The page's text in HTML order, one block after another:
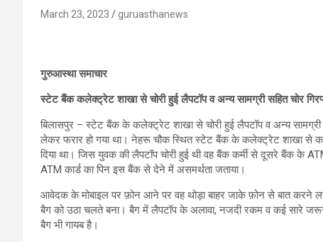
March 23, 2023 guruasthanews
गुरुआस्था समाचार
स्टेट बैंक कलेक्ट्रेट शाखा से चोरी हुई लैपटॉप व अन्य सामग्री सहित चोर
बिलासपुर – स्टेट बैंक के कलेक्ट्रेट शाखा से चोरी हुई लैपटॉप व अन्य
लेकर फरार हो गया था। नेहरू चौक स्थित स्टेट बैंक के कलेक्ट्रेट शाखा से
दिया था। जिस युवक की लैपटॉप चोरी हुई थी वह बैंक कर्मी से दूसरे बैंक के
ATM कार्ड का पिन इस बैंक से देने में असमर्थता जताया।
आवेदक के मोबाइल पर फ़ोन आने पर वह थोड़ा बाहर जाके फ़ोन से बात करने
बैग को उठा चलते बना। बैग में लैपटॉप के अलावा, नजदी रकम व कई सारे
बैग भी गायब है।